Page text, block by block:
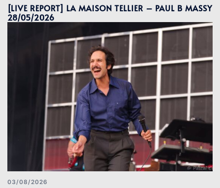
[LIVE REPORT] LA MAISON TELLIER – PAUL B MASSY
28/05/2026
03/08/2026